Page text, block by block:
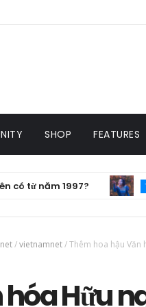
SHOP FEATURES
1997? TIN TRONG
/vietnamnet/Thêm hoa hậu Văn
Hữu